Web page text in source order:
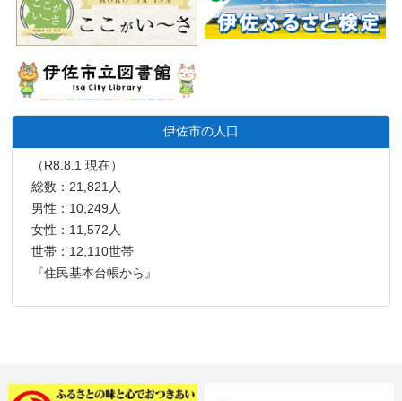
伊佐市の人口
（R8.8.1 現在）
総数：21,821人
男性：10,249人
女性：11,572人
世帯：12,110世帯
『住民基本台帳から』